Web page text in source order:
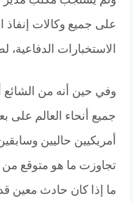
على جميع وكالات إنفاذ
الاستخبارات الدفاعية،
وفي حين أنه من
جميع أنحاء العالم على
أمريكيين حاليين
تجاوزت ما هو متوقع
ما إذا كان حادث معين